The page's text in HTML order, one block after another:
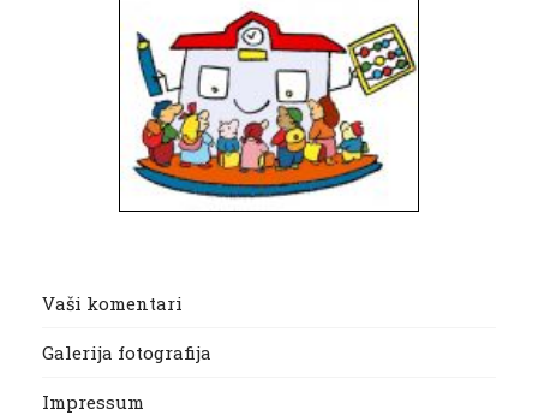
Vaši komentari
Galerija fotografija
Impressum